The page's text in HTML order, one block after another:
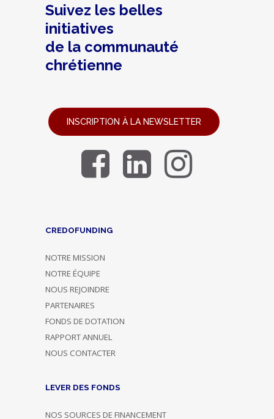
Suivez les belles
initiatives
de la communauté
chrétienne
INSCRIPTION À LA NEWSLETTER
CREDOFUNDING
NOTRE MISSION
NOTRE ÉQUIPE
NOUS REJOINDRE
PARTENAIRES
FONDS DE DOTATION
RAPPORT ANNUEL
NOUS CONTACTER
LEVER DES FONDS
NOS SOURCES DE FINANCEMENT